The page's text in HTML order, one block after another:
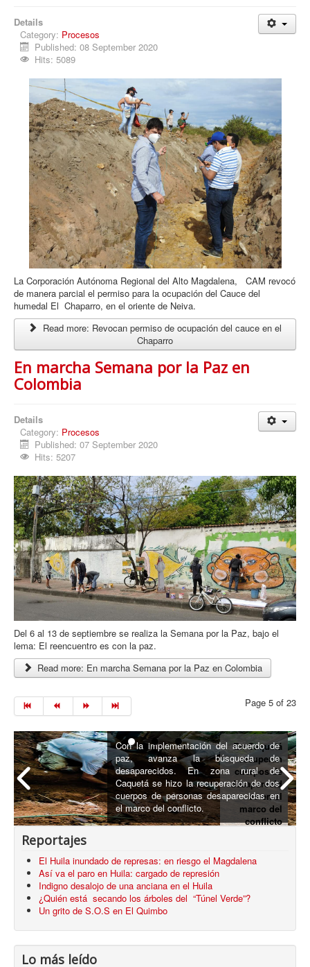
Details
Category: Procesos
Published: 08 September 2020
Hits: 5089
La Corporación Autónoma Regional del Alto Magdalena, CAM revocó
de manera parcial el permiso para la ocupación del Cauce del
humedal El Chaparro, en el oriente de Neiva.
Read more: Revocan permiso de ocupación del cauce en el
Chaparro
En marcha Semana por la Paz en
Colombia
Details
Category: Procesos
Published: 07 September 2020
Hits: 5207
Del 6 al 13 de septiembre se realiza la Semana por la Paz, bajo el
lema: El reencuentro es con la paz.
Read more: En marcha Semana por la Paz en Colombia
Page 5 of 23
En Caquetá
recuperan
cuerpos de
desaparecid
os en el
marco del
conflicto
Con la implementación del acuerdo de
paz, avanza la búsqueda de
desaparecidos. En zona rural de
Caquetá se hizo la recuperación de dos
cuerpos de personas desaparecidas en
el marco del conflicto.
Reportajes
El Huila inundado de represas: en riesgo el Magdalena
Así va el paro en Huila: cargado de represión
Indigno desalojo de una anciana en el Huila
¿Quién está secando los árboles del “Túnel Verde”?
Un grito de S.O.S en El Quimbo
Lo más leído